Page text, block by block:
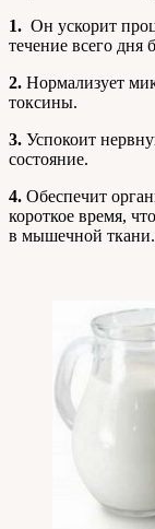
1. Он ускорит
течение всего дня
2. Нормализует
токсины.
3. Успокоит
состояние.
4. Обеспечит
короткое время,
в мышечной ткани.